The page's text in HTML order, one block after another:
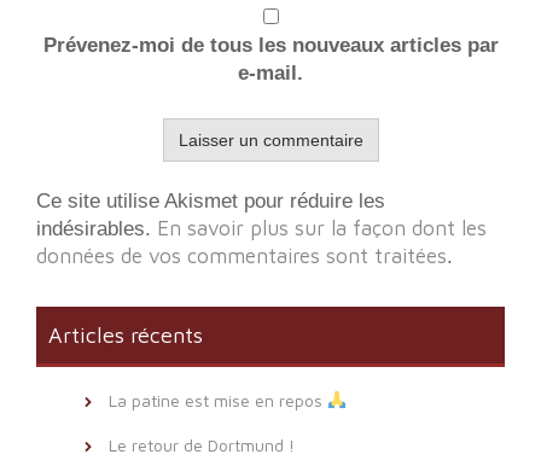
Prévenez-moi de tous les nouveaux articles par
e-mail.
Ce site utilise Akismet pour réduire les
indésirables. En savoir plus sur la façon dont les
données de vos commentaires sont traitées.
Articles récents
La patine est mise en repos
Le retour de Dortmund !